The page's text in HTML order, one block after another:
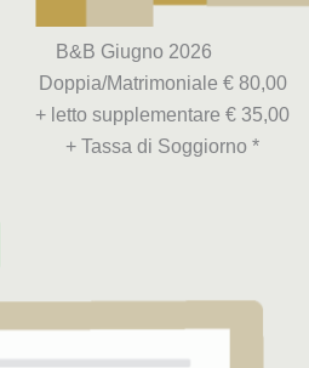
B&B Giugno 2026
Doppia/Matrimoniale € 80,00
+ letto supplementare € 35,00
+ Tassa di Soggiorno *